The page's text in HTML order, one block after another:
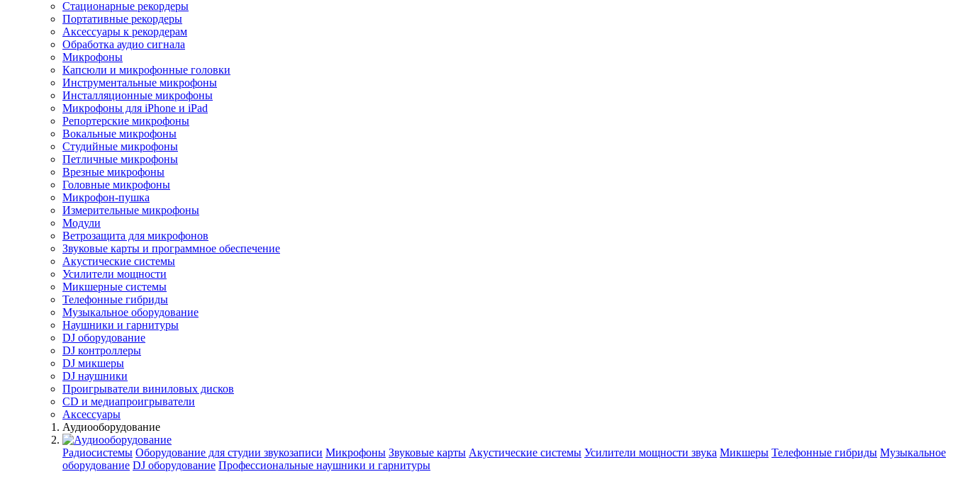
Стационарные рекордеры
Портативные рекордеры
Аксессуары к рекордерам
Обработка аудио сигнала
Микрофоны
Капсюли и микрофонные головки
Инструментальные микрофоны
Инсталляционные микрофоны
Микрофоны для iPhone и iPad
Репортерские микрофоны
Вокальные микрофоны
Студийные микрофоны
Петличные микрофоны
Врезные микрофоны
Головные микрофоны
Микрофон-пушка
Измерительные микрофоны
Модули
Ветрозащита для микрофонов
Звуковые карты и программное обеспечение
Акустические системы
Усилители мощности
Микшерные системы
Телефонные гибриды
Музыкальное оборудование
Наушники и гарнитуры
DJ оборудование
DJ контроллеры
DJ микшеры
DJ наушники
Проигрыватели виниловых дисков
СD и медиапроигрыватели
Аксессуары
Аудиооборудование
Радиосистемы Оборудование для студии звукозаписи Микрофоны Звуковые карты Акустические системы Усилители мощности звука Микшеры Телефонные гибриды Музыкальное
оборудование DJ оборудование Профессиональные наушники и гарнитуры